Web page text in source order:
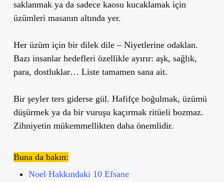
saklanmak ya da sadece kaosu kucaklamak için
üzümleri masanın altında yer.
Her üzüm için bir dilek dile – Niyetlerine odaklan.
Bazı insanlar hedefleri özellikle ayırır: aşk, sağlık,
para, dostluklar… Liste tamamen sana ait.
Bir şeyler ters giderse gül. Hafifçe boğulmak, üzümü
düşürmek ya da bir vuruşu kaçırmak ritüeli bozmaz.
Zihniyetin mükemmellikten daha önemlidir.
Buna da bakın:
Noel Hakkındaki 10 Efsane